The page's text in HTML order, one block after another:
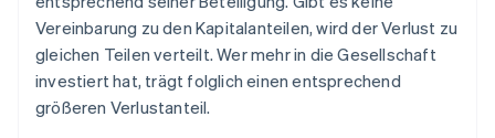
Vereinbarung zu den Kapitalanteilen, wird der Verlust zu
gleichen Teilen verteilt. Wer mehr in die Gesellschaft
investiert hat, trägt folglich einen entsprechend
größeren Verlustanteil.